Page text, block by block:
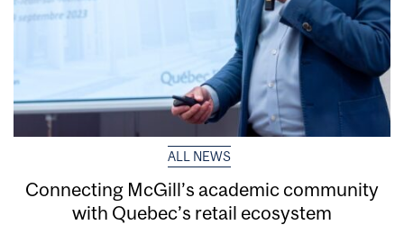
ALL NEWS
Connecting McGill’s academic community
with Quebec’s retail ecosystem